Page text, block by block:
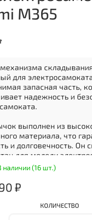
наличии (16 шт.)
M365
₽
КОЛИЧЕСТВО
для
запасная часть,
надежность и
выполнен из
материала, что
и долговечность. Он
для модели
поэтому идеально
детали.
конструкция этого
дополнительную